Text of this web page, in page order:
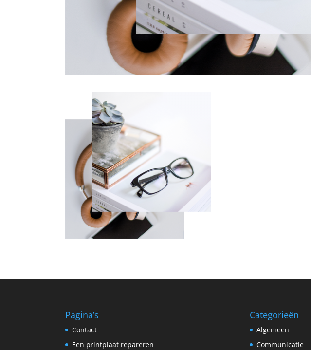
Pagina’s
Contact
Een printplaat repareren
Categorieën
Algemeen
Communicatie